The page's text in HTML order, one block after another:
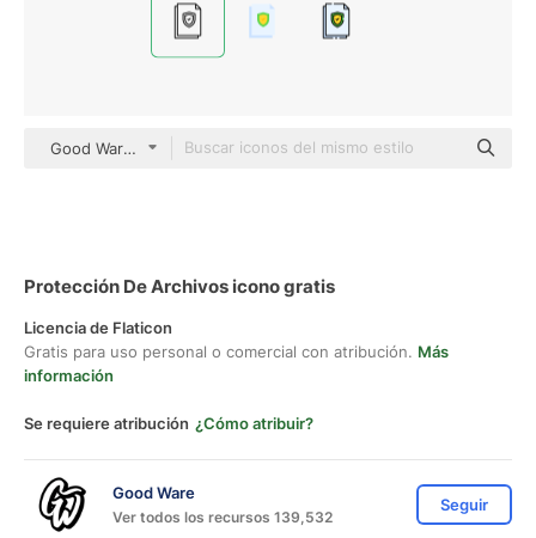
Good Ware Lineal
Protección De Archivos icono gratis
Licencia de Flaticon
Gratis para uso personal o comercial con atribución. Más
información
Se requiere atribución ¿Cómo atribuir?
Good Ware
Ver todos los recursos 139,532
Seguir